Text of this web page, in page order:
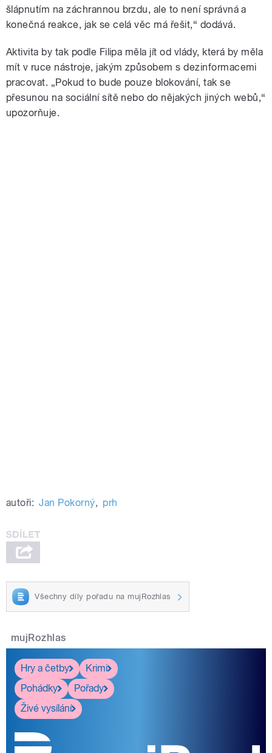
šlápnutím na záchrannou brzdu, ale to není správná a
konečná reakce, jak se celá věc má řešit,“ dodává.
Aktivita by tak podle Filipa měla jít od vlády, která by měla
mít v ruce nástroje, jakým způsobem s dezinformacemi
pracovat. „Pokud to bude pouze blokování, tak se
přesunou na sociální sítě nebo do nějakých jiných webů,“
upozorňuje.
autoři: Jan Pokorný, prh
Všechny díly pořadu na mujRozhlas
mujRozhlas
Hry a četby
Krimi
Pohádky
Pořady
Živé vysílání